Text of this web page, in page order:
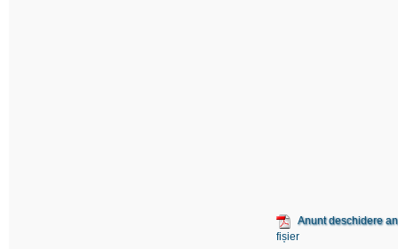
Anunt deschidere
fișier